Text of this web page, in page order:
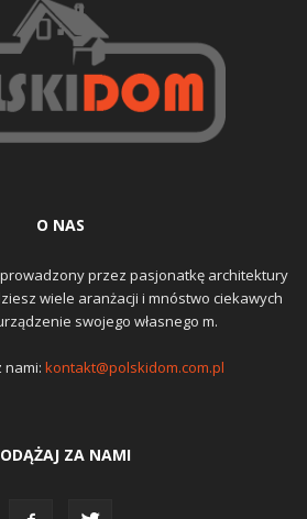
O NAS
przez pasjonatkę architektury
wiele aranżacji i mnóstwo ciekawych
swojego własnego m.
nami: kontakt@polskidom.com.pl
ZA NAMI